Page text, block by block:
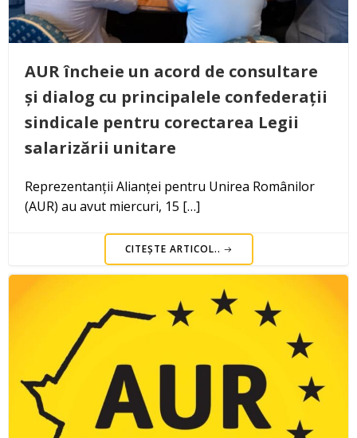
AUR încheie un acord de consultare
și dialog cu principalele confederații
sindicale pentru corectarea Legii
salarizării unitare
Reprezentanții Alianței pentru Unirea Românilor
(AUR) au avut miercuri, 15 […]
CITEȘTE ARTICOL..